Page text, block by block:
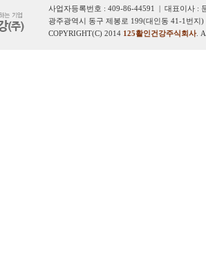
사업자등록번호 : 409-86-44591 | 대표이사 :
광주광역시 동구 제봉로 199(대인동 41-1번지
COPYRIGHT(C) 2014 125활인건강주식회사.